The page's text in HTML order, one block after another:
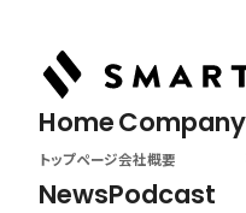
Home
トップページ
Company
会社概要
NewsPodcast